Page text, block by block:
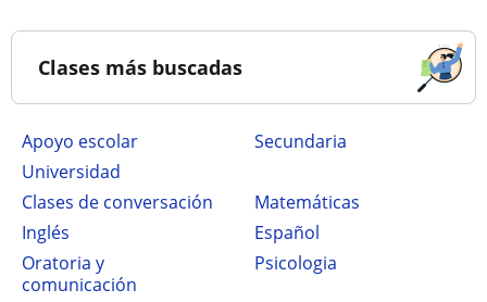
Clases más buscadas
Apoyo escolar
secundaria
Universidad
Clases de conversación
Matemáticas
Inglés
Español
Oratoria y
comunicación
Psicologia